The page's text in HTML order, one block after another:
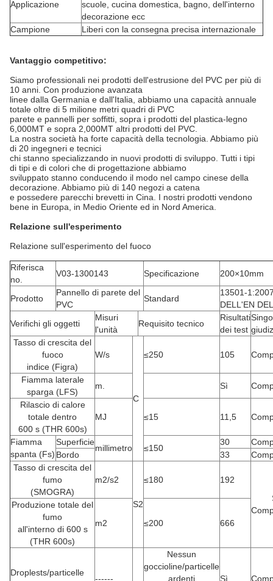
Applicazione
scuole, cucina domestica, bagno, dell'interno
decorazione ecc
Campione
Liberi con la consegna precisa internazionale
Vantaggio competitivo:
Siamo professionali nei prodotti dell'estrusione del PVC per più di
10 anni. Con produzione avanzata
linee dalla Germania e dall'Italia, abbiamo una capacità annuale
totale oltre di 5 milione metri quadri di PVC
parete e pannelli per soffitti, sopra i prodotti del plastica-legno
6,000MT e sopra 2,000MT altri prodotti del PVC.
La nostra società ha forte capacità della tecnologia. Abbiamo più
di 20 ingegneri e tecnici
chi stanno specializzando in nuovi prodotti di sviluppo. Tutti i tipi
di tipi e di colori che di progettazione abbiamo
sviluppato stanno conducendo il modo nel campo cinese della
decorazione. Abbiamo più di 140 negozi a catena
e possedere parecchi brevetti in Cina. I nostri prodotti vendono
bene in Europa, in Medio Oriente ed in Nord America.
Relazione sull'esperimento
Relazione sull'esperimento del fuoco
Riferisca
no.
V03-1300143 Specificazione 200×10mm
Prodotto
Pannello di parete del
PVC
Standard
13501-
DELL'EN
Verifichi gli oggetti
Misuri
l'unità
Requisito tecnico
Risultati
dei test
Tasso di crescita del
fuoco
indice (Figra)
W/s
C
≤250 105
Fiamma laterale
sparga (LFS)
m. Sì
Rilascio di calore
totale dentro
600 s (THR 600s)
MJ ≤15 11,5
Fiamma
spanta (Fs)
Superficie
millimetro ≤150
30
Bordo
33
Tasso di crescita del
fumo
(SMOGRA)
m2/s2
S2
≤180
192
Produzione totale del
fumo
all'interno di 600 s
(THR 600s)
m2 ≤200 666
Droplests/particelle
------
Nessun
goccioline/particelle
ardenti
Sì